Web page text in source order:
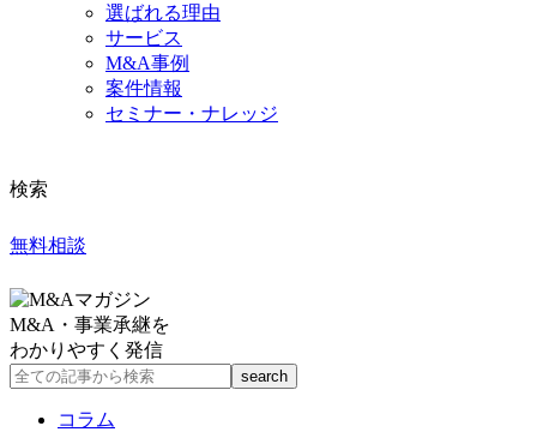
選ばれる理由
サービス
M&A事例
案件情報
セミナー・ナレッジ
検索
無料相談
M&A・事業承継を
わかりやすく発信
コラム